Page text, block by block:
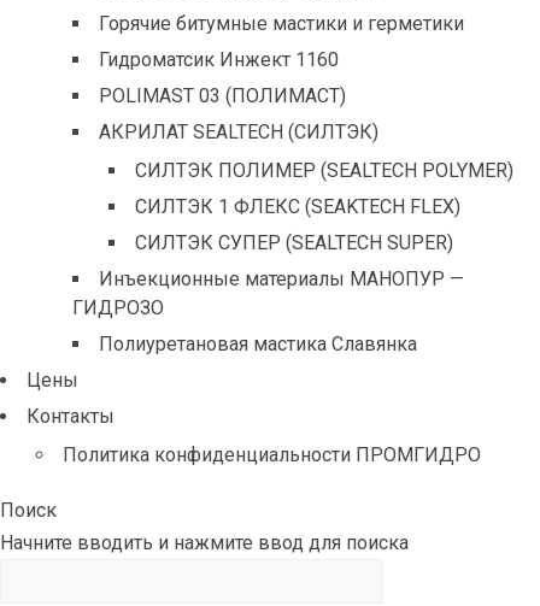
Горячие битумные мастики и герметики
Гидроматсик Инжект 1160
POLIMAST 03 (ПОЛИМАСТ)
АКРИЛАТ SEALTECH (СИЛТЭК)
СИЛТЭК ПОЛИМЕР (SEALTECH POLYMER)
СИЛТЭК 1 ФЛЕКС (SEAKTECH FLEX)
СИЛТЭК СУПЕР (SEALTECH SUPER)
Инъекционные материалы МАНОПУР —
ГИДРОЗО
Полиуретановая мастика Славянка
Цены
Контакты
Политика конфиденциальности ПРОМГИДРО
Поиск
Начните вводить и нажмите ввод для поиска